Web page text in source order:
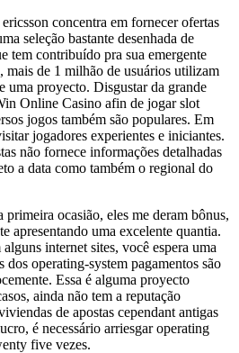
concentra em fornecer ofertas
seleção bastante desenhada de
tem contribuído pra sua emergente
de 1 milhão de usuários utilizam
uma proyecto. Disgustar da grande
Online Casino afin de jogar slot
jogos também são populares. Em
jogadores experientes e iniciantes.
não fornece informações detalhadas
a data como também o regional do
ocasião, eles me deram bônus,
apresentando uma excelente quantia.
internet sites, você espera uma
dos operating-system pagamentos são
Essa é alguma proyecto
ainda não tem a reputação
de apostas cependant antigas
é necessário arriesgar operating
five vezes.